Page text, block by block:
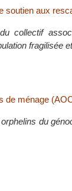
soutien aux
collectif
fragilisée
de ménage
du